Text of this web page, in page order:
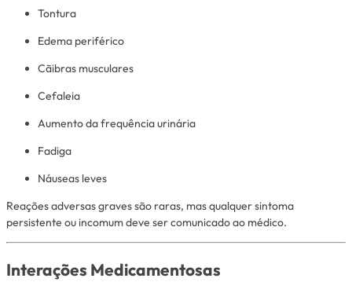
Tontura
Edema periférico
Cãibras musculares
Cefaleia
Aumento da frequência urinária
Fadiga
Náuseas leves
Reações adversas graves são raras, mas qualquer sintoma
persistente ou incomum deve ser comunicado ao médico.
Interações Medicamentosas